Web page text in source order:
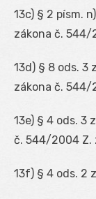
13c) § 2 písm.
zákona č. 544/
13d) § 8 ods. 3
zákona č. 544/
13e) § 4 ods. 3
č. 544/2004 Z.
13f) § 4 ods. 2